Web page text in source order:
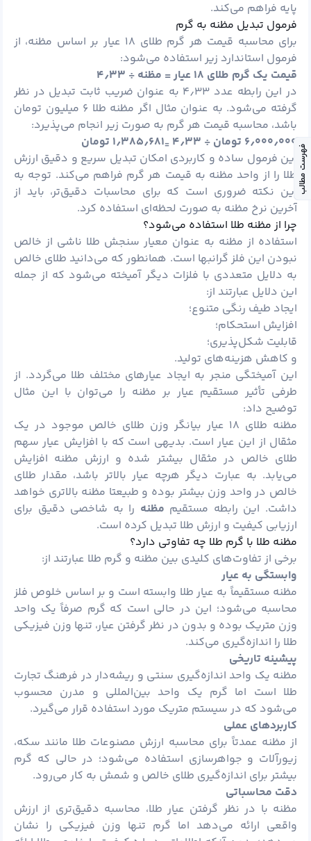
پایه فراهم می‌کند.
فرمول تبدیل مظنه به گرم
برای محاسبه قیمت هر گرم طلای ۱۸ عیار بر اساس مظنه، از
فرمول استاندارد زیر استفاده می‌شود:
قیمت یک گرم طلای ۱۸ عیار = مظنه ÷ ۴
٫۳۳
در این رابطه عدد ۴٫۳۳ به عنوان ضریب ثابت تبدیل در نظر
گرفته می‌شود. به عنوان مثال اگر مظنه طلا ۶ میلیون تومان
باشد، محاسبه قیمت هر گرم به صورت زیر انجام می‌پذیرد:
۶٫۰۰۰٫۰۰۰ تومان ÷ ۴ ٫۳۳ = ۱٫۳۸۵٫۶۸۱ تومان
این فرمول ساده و کاربردی امکان تبدیل سریع و دقیق ارزش
طلا را از واحد مظنه به قیمت هر گرم فراهم می‌کند. توجه به
این نکته ضروری است که برای محاسبات دقیق‌تر، باید از
آخرین نرخ مظنه به صورت لحظه‌ای استفاده کرد.
چرا از مظنه طلا استفاده می‌شود؟
استفاده از مظنه به عنوان معیار سنجش طلا ناشی از خالص
نبودن این فلز گرانبها است. همانطور که می‌دانید طلای خالص
به دلایل متعددی با فلزات دیگر آمیخته می‌شود که از جمله
این دلایل عبارتند از:
ایجاد طیف رنگی متنوع؛
افزایش استحکام؛
قابلیت شکل‌پذیری؛
و کاهش هزینه‌های تولید.
این آمیختگی منجر به ایجاد عیارهای مختلف طلا می‌گردد. از
طرفی تأثیر مستقیم عیار بر مظنه را می‌توان با این مثال
توضیح داد:
مظنه طلای ۱۸ عیار بیانگر وزن طلای خالص موجود در یک
مثقال از این عیار است. بدیهی است که با افزایش عیار سهم
طلای خالص در مثقال بیشتر شده و ارزش مظنه افزایش
می‌یابد. به عبارت دیگر هرچه عیار بالاتر باشد، مقدار طلای
خالص در واحد وزن بیشتر بوده و طبیعتا مظنه بالاتری خواهد
داشت. این رابطه مستقیم مظنه را به شاخصی دقیق برای
ارزیابی کیفیت و ارزش طلا تبدیل کرده است.
مظنه طلا با گرم طلا چه تفاوتی دارد؟
برخی از تفاوت‌های کلیدی بین مظنه و گرم طلا عبارتند از:
وابستگی به عیار
مظنه مستقیماً به عیار طلا وابسته است و بر اساس خلوص فلز
محاسبه می‌شود؛ این در حالی است که گرم صرفاً یک واحد
وزن متریک بوده و بدون در نظر گرفتن عیار، تنها وزن فیزیکی
طلا را اندازه‌گیری می‌کند.
پیشینه تاریخی
مظنه یک واحد اندازه‌گیری سنتی و ریشه‌دار در فرهنگ تجارت
طلا است اما گرم یک واحد بین‌المللی و مدرن محسوب
می‌شود که در سیستم متریک مورد استفاده قرار می‌گیرد.
کاربردهای عملی
از مظنه عمدتاً برای محاسبه ارزش مصنوعات طلا مانند سکه،
زیورآلات و جواهرسازی استفاده می‌شود؛ در حالی که گرم
بیشتر برای اندازه‌گیری طلای خالص و شمش به کار می‌رود.
دقت محاسباتی
مظنه با در نظر گرفتن عیار طلا، محاسبه دقیق‌تری از ارزش
واقعی ارائه می‌دهد اما گرم تنها وزن فیزیکی را نشان
فهرست مطالب